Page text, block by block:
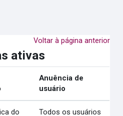
Voltar à página anterior
ativas
Anuência de
usuário
do
Todos os usuários